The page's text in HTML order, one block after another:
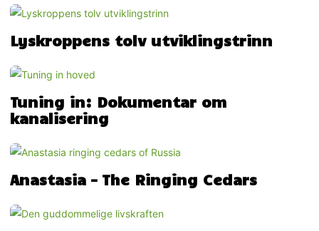
Lyskroppens tolv utviklingstrinn
Tuning in: Dokumentar om
kanalisering
Anastasia – The Ringing Cedars